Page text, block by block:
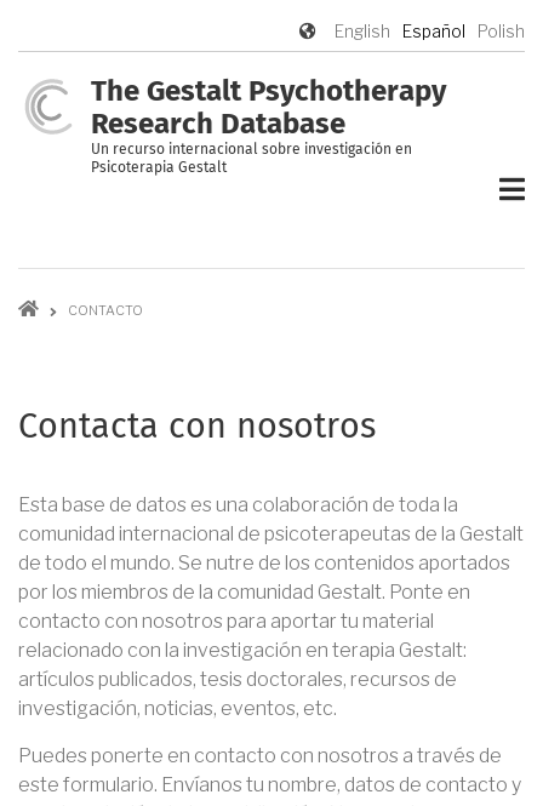
principal
English Español Polish
The Gestalt Psychotherapy
Research Database
Un recurso internacional sobre investigación en
Psicoterapia Gestalt
RutaCONTACTO
Contacta con nosotros
Esta base de datos es una colaboración de toda la
comunidad internacional de psicoterapeutas de la Gestalt
de todo el mundo. Se nutre de los contenidos aportados
por los miembros de la comunidad Gestalt. Ponte en
contacto con nosotros para aportar tu material
relacionado con la investigación en terapia Gestalt:
artículos publicados, tesis doctorales, recursos de
investigación, noticias, eventos, etc.
Puedes ponerte en contacto con nosotros a través de
este formulario. Envíanos tu nombre, datos de contacto y